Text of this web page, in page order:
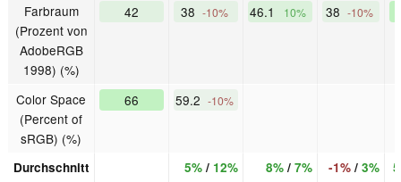
Farbraum
(Prozent von
AdobeRGB
1998) (%)
42 38 -10% 46.1 10% 38 -10%
Color Space
(Percent of
sRGB) (%)
66 59.2 -10%
Durchschnitt
5%/ 12% 8%/ 7% -1%/ 3%